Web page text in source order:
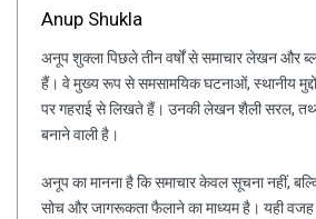
Anup Shukla
अनूप शुक्ला पिछले तीन वर्षों से समाचार लेखन और
हैं। वे मुख्य रूप से समसामयिक घटनाओं, स्थानीय
पर गहराई से लिखते हैं। उनकी लेखन शैली सरल,
बनाने वाली है।
अनूप का मानना है कि समाचार केवल सूचना नहीं,
सोच और जागरूकता फैलाने का माध्यम है। यही वजह